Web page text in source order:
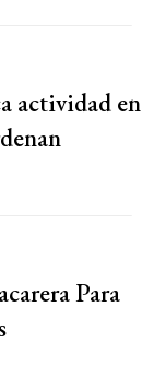
actividad en
Para